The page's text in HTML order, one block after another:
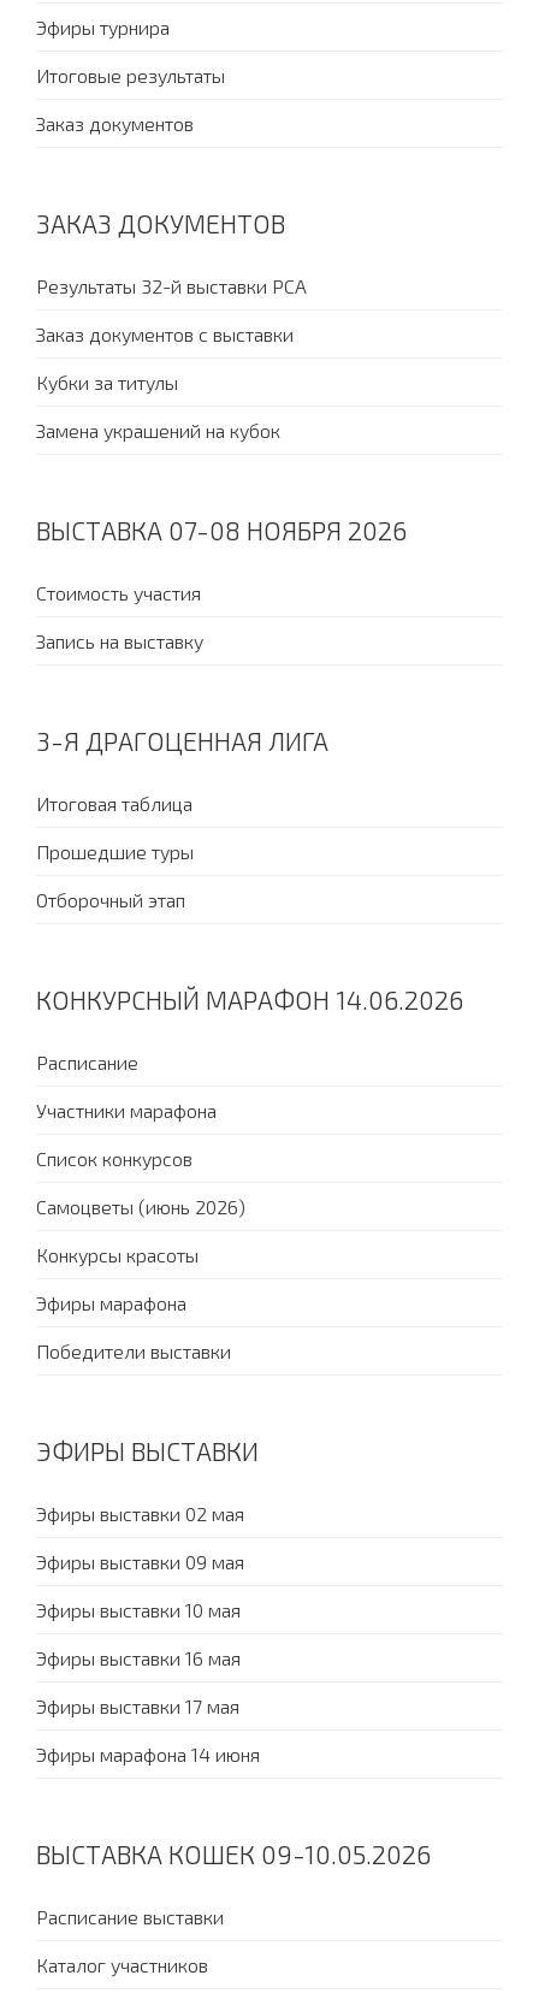
Эфиры турнира
Итоговые результаты
Заказ документов
ЗАКАЗ ДОКУМЕНТОВ
Результаты 32-й выставки PCA
Заказ документов с выставки
Кубки за титулы
Замена украшений на кубок
ВЫСТАВКА 07-08 НОЯБРЯ 2026
Стоимость участия
Запись на выставку
3-Я ДРАГОЦЕННАЯ ЛИГА
Итоговая таблица
Прошедшие туры
Отборочный этап
КОНКУРСНЫЙ МАРАФОН 14.06.2026
Расписание
Участники марафона
Список конкурсов
Самоцветы (июнь 2026)
Конкурсы красоты
Эфиры марафона
Победители выставки
ЭФИРЫ ВЫСТАВКИ
Эфиры выставки 02 мая
Эфиры выставки 09 мая
Эфиры выставки 10 мая
Эфиры выставки 16 мая
Эфиры выставки 17 мая
Эфиры марафона 14 июня
ВЫСТАВКА КОШЕК 09-10.05.2026
Расписание выставки
Каталог участников